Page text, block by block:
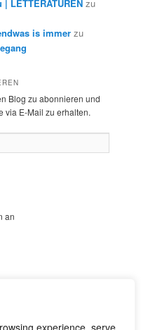
experience, serve
LETTERATUREN zu
is immer zu
Blog zu abonnieren und
via E-Mail zu erhalten.
an
aus dem Italienischen